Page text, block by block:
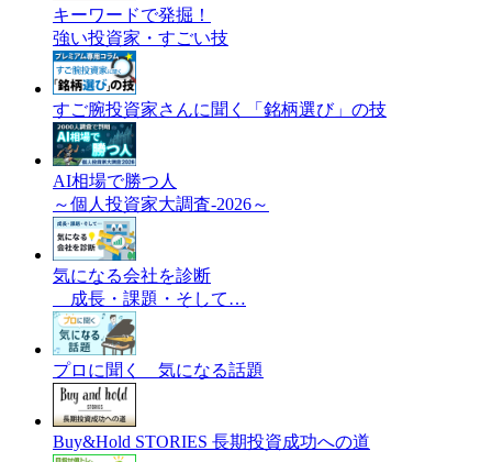
キーワードで発掘！
強い投資家・すごい技
すご腕投資家さんに聞く「銘柄選び」の技
AI相場で勝つ人
～個人投資家大調査-2026～
気になる会社を診断
成長・課題・そして…
プロに聞く 気になる話題
Buy&Hold STORIES 長期投資成功への道